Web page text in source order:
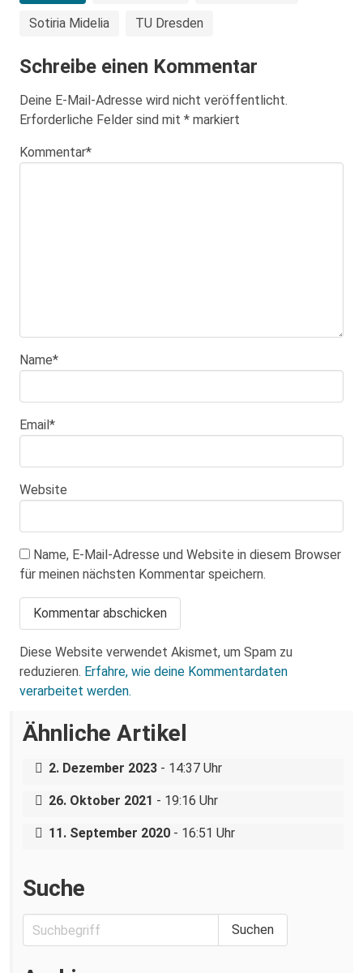
Sotiria Midelia TU Dresden
Schreibe einen Kommentar
Deine E-Mail-Adresse wird nicht veröffentlicht.
Erforderliche Felder sind mit * markiert
Kommentar*
Name*
Email *
Website
Name, E-Mail-Adresse und Website in diesem Browser
für meinen nächsten Kommentar speichern.
Diese Website verwendet Akismet, um Spam zu
reduzieren. Erfahre, wie deine Kommentardaten
verarbeitet werden.
Ähnliche Artikel
Von der PEGIDA-Demo in den Senat der
2. Dezember 2023 - 14:37 Uhr
Dresden: Familie – aber Reaktionär und
26. Oktober 2021 - 19:16 Uhr
Status Quo: Wie die AfD Einfluss auf
Studierende und das Hochschulklima
11. September 2020 - 16:51 Uhr
Suche